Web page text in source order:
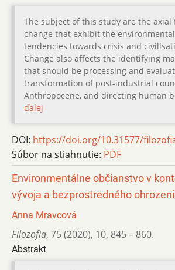
The subject of this study are the axial
change that exhibit the
tendencies towards crisis and
Change also affects the identifying
that should be processing and
transformation of post-industrial
Anthropocene, and directing human
ďalej
DOI: https://doi.org/10.31577/
Súbor na stiahnutie: PDF
Environmentálne občianstvo v
vývoja a bezprostredného
Anna Mravcová
Filozofia, 75 (2020), 10, 845 – 860.
Abstrakt